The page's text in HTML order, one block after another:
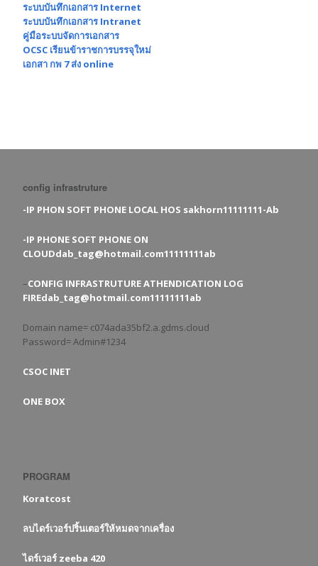
ระบบบันทึกเอกสาร Internet
ระบบบันทึกเอกสาร Intranet
คู่มือระบบจัดการเอกสาร
OCSC เรียนข้าราชการบรรจุใหม่
เอกสา กพ 7 ส่ง online
config infrastruture
-IP PHON SOFT PHONE LOCAL HOS sakhorn11111111-Ab
-IP PHONE SOFT PHONE ON
CLOUDdab_tag@hotmail.com11111111ab
–CONFIG INFRASTRUTURE ATHENDICATION LOG
FIREdab_tag@hotmail.com11111111ab
Domain name= c074ada35bf2.a.gdms.cloud
Password= Admin#1234
CSOC INET
ONE BOX
PROGRAM
Koratcost
ลบไดร์เวอร์ปริ้นเตอร์ให้หมดจากเครื่อง
ไดร์เวอร์ zeeba 420